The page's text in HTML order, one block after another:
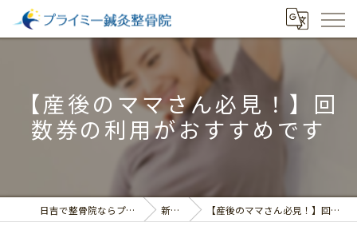
【産後のママさん必見！】回
数券の利用がおすすめです
日吉で整骨院ならプライミー鍼灸整骨院 新着情報 【産後のママさん必見！】回数券の利用がおすすめです